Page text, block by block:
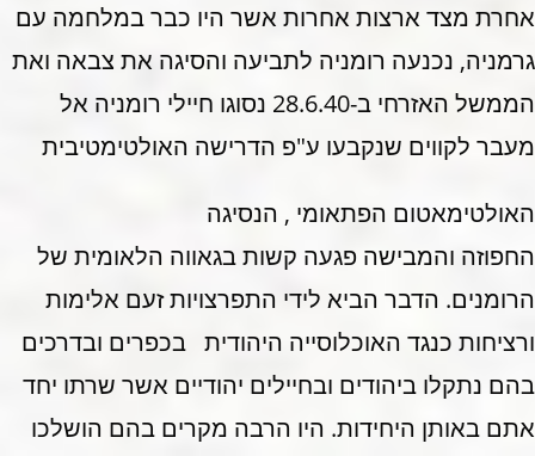
אחרת מצד ארצות אחרות אשר היו כבר במלחמה עם
גרמניה, נכנעה רומניה לתביעה והסיגה את צבאה ואת
הממשל האזרחי ב-28.6.40 נסוגו חיילי רומניה אל
מעבר לקווים שנקבעו ע"פ הדרישה האולטימטיבית
האולטימאטום הפתאומי , הנסיגה
החפוזה והמבישה פגעה קשות בגאווה הלאומית של
הרומנים. הדבר הביא לידי התפרצויות זעם אלימות
ורציחות כנגד האוכלוסייה היהודית בכפרים ובדרכים
בהם נתקלו ביהודים ובחיילים יהודיים אשר שרתו יחד
אתם באותן היחידות. היו הרבה מקרים בהם הושלכו